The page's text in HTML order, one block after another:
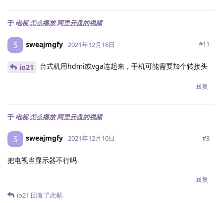
于 电视 怎么播放 阿里云盘的视频
S sweajmgfy 2021年12月16日 #11
io21 台式机用hdmi或vga连起来，手机可能需要加个转接头
回复
于 电视 怎么播放 阿里云盘的视频
S sweajmgfy 2021年12月10日 #3
把电视当显示器不行吗
回复
io21 回复了此帖